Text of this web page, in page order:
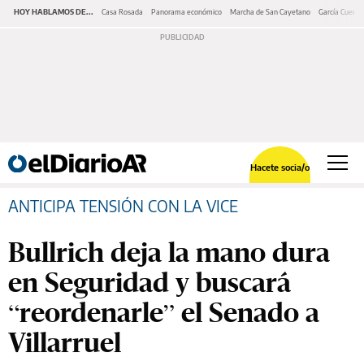
HOY HABLAMOS DE... Casa Rosada Panorama económico Marcha de San Cayetano García Cuerva
Hacete socia/o
ANTICIPA TENSIÓN CON LA VICE
Bullrich deja la mano dura
en Seguridad y buscará
“reordenarle” el Senado a
Villarruel